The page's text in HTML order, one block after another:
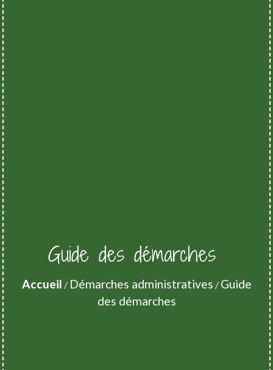
Guide des démarches
Accueil / Démarches administratives / Guide
des démarches